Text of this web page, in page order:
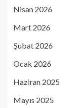
Nisan 2026
Mart 2026
Şubat 2026
Ocak 2026
Haziran 2025
Mayıs 2025